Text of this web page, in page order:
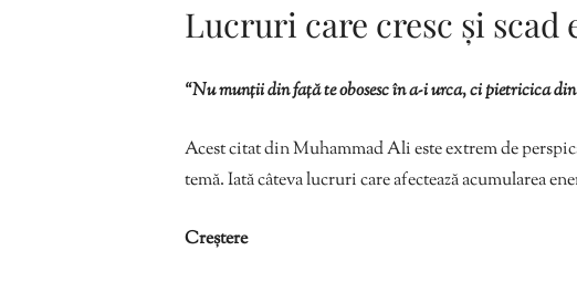
Lucruri care cresc și scad
“Nu munții din față te obosesc în a-i urca, ci pietricica
Acest citat din Muhammad Ali este extrem de
temă. Iată câteva lucruri care afectează acumularea
Creștere